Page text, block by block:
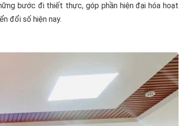
bước đi thiết thực, góp phần hiện đại hóa hoạt
đổi số hiện nay.